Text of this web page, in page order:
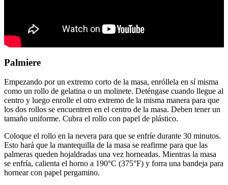
Palmiere
Empezando por un extremo corto de la masa, enróllela en sí misma
como un rollo de gelatina o un molinete. Deténgase cuando llegue al
centro y luego enrolle el otro extremo de la misma manera para que
los dos rollos se encuentren en el centro de la masa. Deben tener un
tamaño uniforme. Cubra el rollo con papel de plástico.
Coloque el rollo en la nevera para que se enfríe durante 30 minutos.
Esto hará que la mantequilla de la masa se reafirme para que las
palmeras queden hojaldradas una vez horneadas. Mientras la masa
se enfría, calienta el horno a 190°C (375°F) y forra una bandeja para
hornear con papel pergamino.